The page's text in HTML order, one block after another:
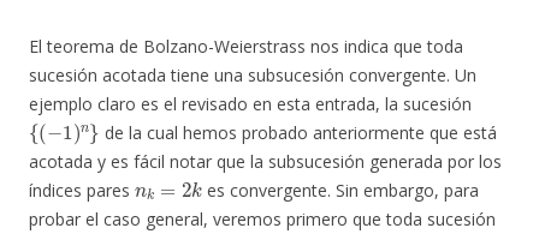
El teorema de Bolzano-Weierstrass nos indica que toda
sucesión acotada tiene una subsucesión convergente. Un
ejemplo claro es el revisado en esta entrada, la sucesión
{(−1)n}
de la cual hemos probado anteriormente que está
acotada y es fácil notar que la subsucesión generada por los
índices pares
nk= 2k
es convergente. Sin embargo, para
probar el caso general, veremos primero que toda sucesión